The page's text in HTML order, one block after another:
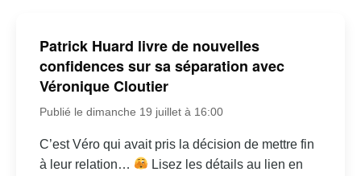
Patrick Huard livre de nouvelles
confidences sur sa séparation avec
Véronique Cloutier
Publié le dimanche 19 juillet à 16:00
C’est Véro qui avait pris la décision de mettre fin
à leur relation…
Lisez les détails au lien en